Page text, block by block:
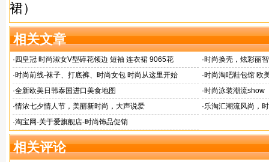
裙）
相关文章
· 四皇冠 时尚淑女V型碎花领边 短袖 连衣裙 9065花 ·时尚换壳，炫彩丽
·时尚前线-袜子、打底裤、时尚女包 时尚从这里开始 ·时尚淘吧鞋包馆 欧
·全新欧美日韩泰国进口美食地图 ·时尚泳装潮流show
·情浓七夕情人节，美丽新时尚，大声说爱 ·乐淘汇潮流风尚，
·淘宝网-关于爱旗舰店-时尚饰品促销
相关评论